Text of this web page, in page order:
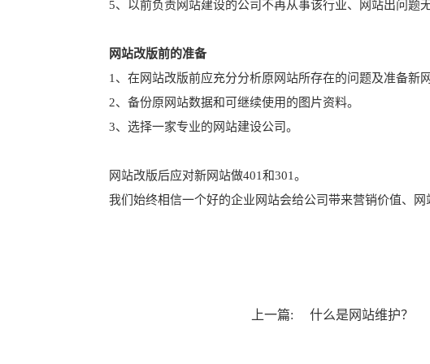
5、以前负责网站建设的公司不再从事该行业、网站出问题
网站改版前的准备
1、在网站改版前应充分分析原网站所存在的问题及准备新
2、备份原网站数据和可继续使用的图片资料。
3、选择一家专业的网站建设公司。
网站改版后应对新网站做401和301。
我们始终相信一个好的企业网站会给公司带来营销价值、
上一篇: 什么是网站维护？